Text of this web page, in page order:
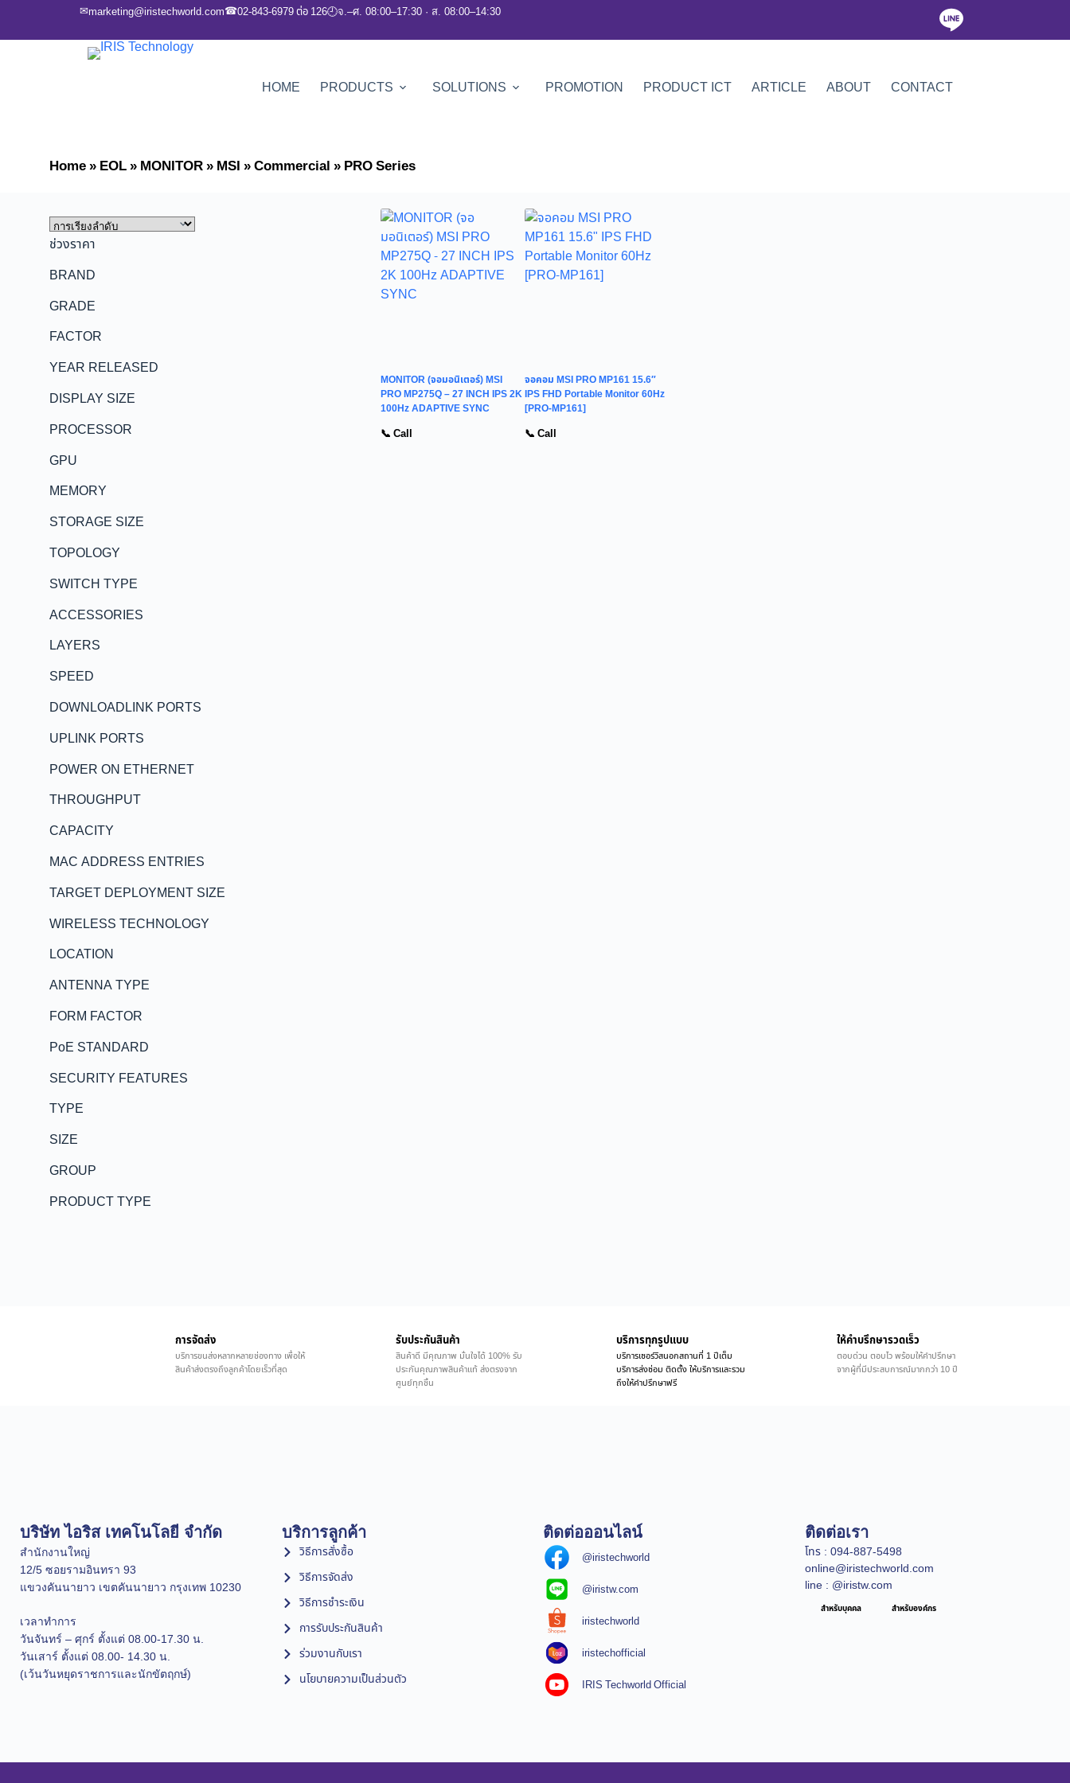
✉marketing@iristechworld.com☎02-843-6979 ต่อ 126🕘จ.–ศ. 08:00–17:30 · ส. 08:00–14:30
HOME PRODUCTS SOLUTIONS PROMOTION PRODUCT ICT ARTICLE ABOUT CONTACT
Home»EOL»MONITOR»MSI»Commercial»PRO Series
ช่วงราคา
BRAND
GRADE
FACTOR
YEAR RELEASED
DISPLAY SIZE
PROCESSOR
GPU
MEMORY
STORAGE SIZE
TOPOLOGY
SWITCH TYPE
ACCESSORIES
LAYERS
SPEED
DOWNLOADLINK PORTS
UPLINK PORTS
POWER ON ETHERNET
THROUGHPUT
CAPACITY
MAC ADDRESS ENTRIES
TARGET DEPLOYMENT SIZE
WIRELESS TECHNOLOGY
LOCATION
ANTENNA TYPE
FORM FACTOR
PoE STANDARD
SECURITY FEATURES
TYPE
SIZE
GROUP
PRODUCT TYPE
MONITOR (จอมอนิเตอร์) MSI
PRO MP275Q – 27 INCH IPS 2K
100Hz ADAPTIVE SYNC
📞 Call
จอคอม MSI PRO MP161 15.6″
IPS FHD Portable Monitor 60Hz
[PRO-MP161]
📞 Call
การจัดส่ง
บริการขนส่งหลากหลายช่องทาง เพื่อให้
สินค้าส่งตรงถึงลูกค้าโดยเร็วที่สุด
รับประกันสินค้า
สินค้าดี มีคุณภาพ มั่นใจได้ 100% รับ
ประกันคุณภาพสินค้าแท้ ส่งตรงจาก
ศูนย์ทุกชิ้น
บริการทุกรูปแบบ
บริการเซอร์วิสนอกสถานที่ 1 ปีเต็ม
บริการส่งซ่อม ติดตั้ง ให้บริการและรวม
ถึงให้คำปรึกษาฟรี
ให้คำบรึกษารวดเร็ว
ตอบด่วน ตอบไว พร้อมให้คำปรึกษา
จากผู้ที่มีประสบการณ์มากกว่า 10 ปี
บริษัท ไอริส เทคโนโลยี จำกัด
สำนักงานใหญ่
12/5 ซอยรามอินทรา 93
แขวงคันนายาว เขตคันนายาว กรุงเทพ 10230
เวลาทำการ
วันจันทร์ – ศุกร์ ตั้งแต่ 08.00-17.30 น.
วันเสาร์ ตั้งแต่ 08.00- 14.30 น.
(เว้นวันหยุดราชการและนักขัตฤกษ์)
บริการลูกค้า
วิธีการสั่งซื้อ
วิธีการจัดส่ง
วิธีการชำระเงิน
การรับประกันสินค้า
ร่วมงานกับเรา
นโยบายความเป็นส่วนตัว
ติดต่อออนไลน์
@iristechworld
@iristw.com
iristechworld
iristechofficial
IRIS Techworld Official
ติดต่อเรา
โทร : 094-887-5498
online@iristechworld.com
line : @iristw.com
สำหรับบุคคล สำหรับองค์กร